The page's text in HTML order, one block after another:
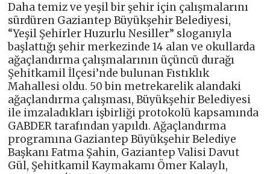
Daha temiz ve yeşil bir şehir için çalışmalarını
sürdüren Gaziantep Büyükşehir Belediyesi,
“Yeşil Şehirler Huzurlu Nesiller” sloganıyla
başlattığı şehir merkezinde 14 alan ve okullarda
ağaçlandırma çalışmalarının üçüncü durağı
Şehitkamil İlçesi’nde bulunan Fıstıklık
Mahallesi oldu. 50 bin metrekarelik alandaki
ağaçlandırma çalışması, Büyükşehir Belediyesi
ile imzaladıkları işbirliği protokolü kapsamında
GABDER tarafından yapıldı. Ağaçlandırma
programına Gaziantep Büyükşehir Belediye
Başkanı Fatma Şahin, Gaziantep Valisi Davut
Gül, Şehitkamil Kaymakamı Ömer Kalaylı,